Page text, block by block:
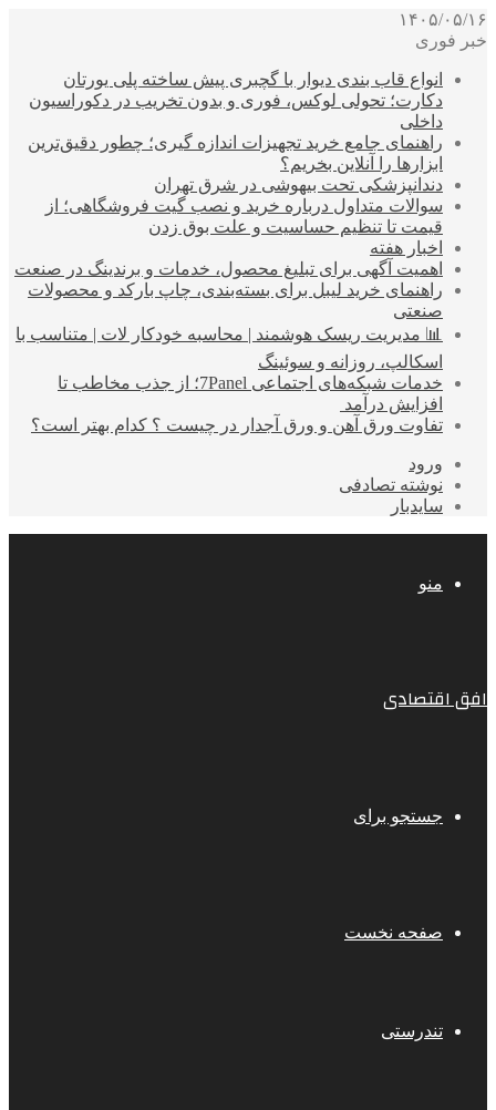
۱۴۰۵/۰۵/۱۶
خبر فوری
انواع قاب بندی دیوار با گچبری پیش ساخته پلی یورتان
دکارت؛ تحولی لوکس، فوری و بدون تخریب در دکوراسیون
داخلی
راهنمای جامع خرید تجهیزات اندازه گیری؛ چطور دقیق‌ترین
ابزارها را آنلاین بخریم؟
دندانپزشکی تحت بیهوشی در شرق تهران
سوالات متداول درباره خرید و نصب گیت فروشگاهی؛ از
قیمت تا تنظیم حساسیت و علت بوق زدن
اخبار هفته
اهمیت آگهی برای تبلیغ محصول، خدمات و برندینگ در صنعت
راهنمای خرید لیبل برای بسته‌بندی، چاپ بارکد و محصولات
صنعتی
📊 مدیریت ریسک هوشمند | محاسبه خودکار لات | متناسب با
اسکالپ، روزانه و سوئینگ
خدمات شبکه‌های اجتماعی 7Panel؛ از جذب مخاطب تا
افزایش درآمد
تفاوت ورق آهن و ورق آجدار در چیست ؟ کدام بهتر است؟
ورود
نوشته تصادفی
سایدبار
منو
افق اقتصادی
جستجو برای
صفحه نخست
تندرستی